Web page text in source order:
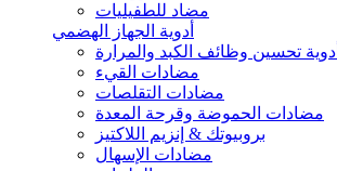
مضاد للطفيليات
أدوية الجهاز الهضمي
أدوية تحسين وظائف الكبد والمرارة
مضادات القيء
مضادات التقلصات
مضادات الحموضة وقرحة المعدة
بروبيوتك & إنزيم اللاكتيز
مضادات الإسهال